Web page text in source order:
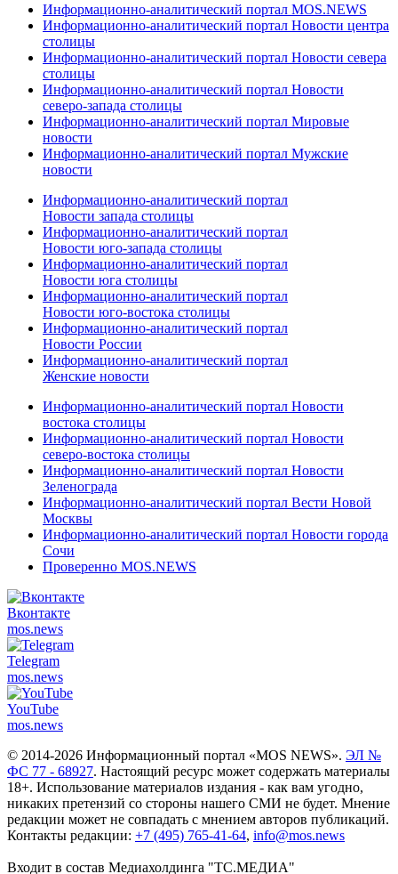
Информационно-аналитический портал MOS.NEWS
Информационно-аналитический портал Новости центра
столицы
Информационно-аналитический портал Новости севера
столицы
Информационно-аналитический портал Новости
северо-запада столицы
Информационно-аналитический портал Мировые
новости
Информационно-аналитический портал Мужские
новости
Информационно-аналитический портал
Новости запада столицы
Информационно-аналитический портал
Новости юго-запада столицы
Информационно-аналитический портал
Новости юга столицы
Информационно-аналитический портал
Новости юго-востока столицы
Информационно-аналитический портал
Новости России
Информационно-аналитический портал
Женские новости
Информационно-аналитический портал Новости
востока столицы
Информационно-аналитический портал Новости
северо-востока столицы
Информационно-аналитический портал Новости
Зеленограда
Информационно-аналитический портал Вести Новой
Москвы
Информационно-аналитический портал Новости города
Сочи
Проверенно MOS.NEWS
Вконтакте
mos.news
Telegram
mos.news
YouTube
mos.news
© 2014-2026 Информационный портал «MOS NEWS». ЭЛ №
ФС 77 - 68927. Настоящий ресурс может содержать материалы
18+. Использование материалов издания - как вам угодно,
никаких претензий со стороны нашего СМИ не будет. Мнение
редакции может не совпадать с мнением авторов публикаций.
Контакты редакции: +7 (495) 765-41-64, info@mos.news
Входит в состав Медиахолдинга "ТС.МЕДИА"